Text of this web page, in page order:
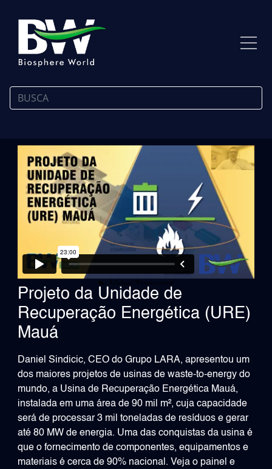
Projeto da Unidade de
Recuperação Energética (URE)
Mauá
Daniel Sindicic, CEO do Grupo LARA, apresentou um
dos maiores projetos de usinas de waste-to-energy do
mundo, a Usina de Recuperação Energética Mauá,
instalada em uma área de 90 mil m², cuja capacidade
será de processar 3 mil toneladas de resíduos e gerar
até 80 MW de energia. Uma das conquistas da usina é
que o fornecimento de componentes, equipamentos e
materiais é cerca de 90% nacional. Veja o painel e